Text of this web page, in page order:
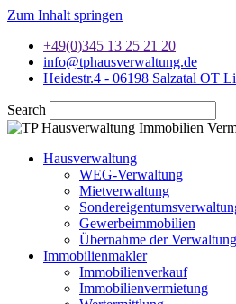
Zum Inhalt springen
+49(0)345 13 25 21 20
info@tphausverwaltung.de
Heidestr.4 - 06198 Salzatal OT
Search
Hausverwaltung
WEG-Verwaltung
Mietverwaltung
Gewerbeimmobilien
Übernahme der Verwaltung
Immobilienmakler
Immobilienverkauf
Immobilienvermietung